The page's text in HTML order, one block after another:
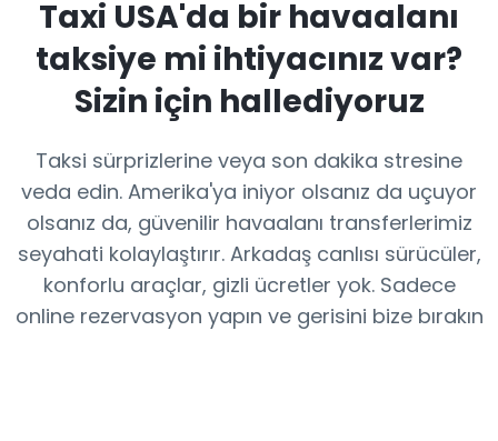
Taxi USA'da bir havaalanı
taksiye mi ihtiyacınız var?
Sizin için hallediyoruz
Taksi sürprizlerine veya son dakika stresine
veda edin. Amerika'ya iniyor olsanız da uçuyor
olsanız da, güvenilir havaalanı transferlerimiz
seyahati kolaylaştırır. Arkadaş canlısı sürücüler,
konforlu araçlar, gizli ücretler yok. Sadece
online rezervasyon yapın ve gerisini bize bırakın